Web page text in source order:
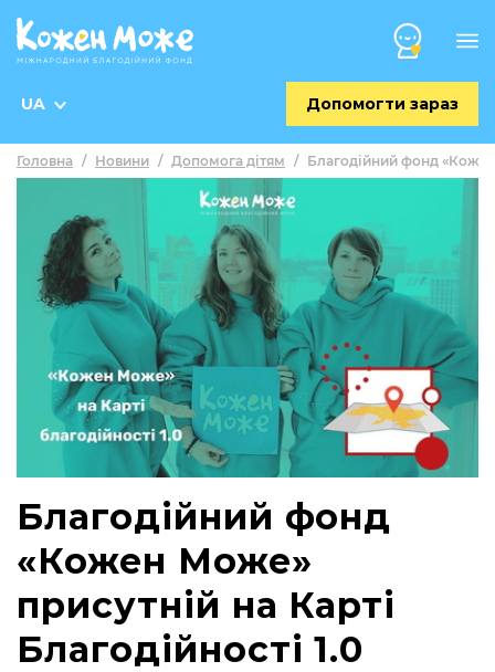
UA Допомогти зараз
Головна / Новини / Допомога дітям / Благодійний фонд «Кожен
Благодійний фонд
«Кожен Може»
присутній на Карті
Благодійності 1.0